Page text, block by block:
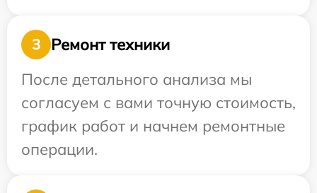
3
Ремонт техники
После детального анализа мы
согласуем с вами точную стоимость,
график работ и начнем ремонтные
операции.